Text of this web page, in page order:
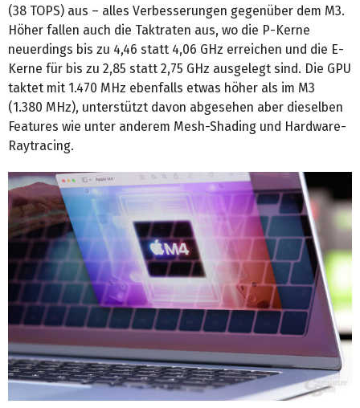
(38 TOPS) aus – alles Verbesserungen gegenüber dem M3.
Höher fallen auch die Taktraten aus, wo die P-Kerne
neuerdings bis zu 4,46 statt 4,06 GHz erreichen und die E-
Kerne für bis zu 2,85 statt 2,75 GHz ausgelegt sind. Die GPU
taktet mit 1.470 MHz ebenfalls etwas höher als im M3
(1.380 MHz), unterstützt davon abgesehen aber dieselben
Features wie unter anderem Mesh-Shading und Hardware-
Raytracing.